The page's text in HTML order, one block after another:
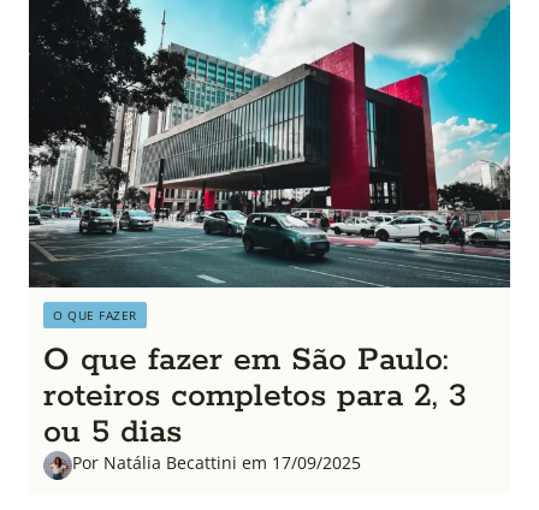
O QUE FAZER
O que fazer em São Paulo:
roteiros completos para 2, 3
ou 5 dias
Por Natália Becattini em 17/09/2025